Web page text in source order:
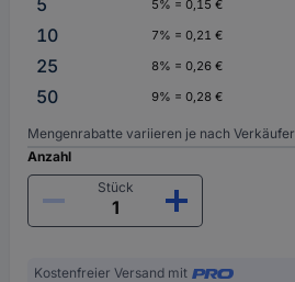
5
5% = 0,15 €
10
7% = 0,21 €
25
8% = 0,26 €
50
9% = 0,28 €
Mengenrabatte variieren je nach Verkäufer
Anzahl
Stück
Kostenfreier Versand mit